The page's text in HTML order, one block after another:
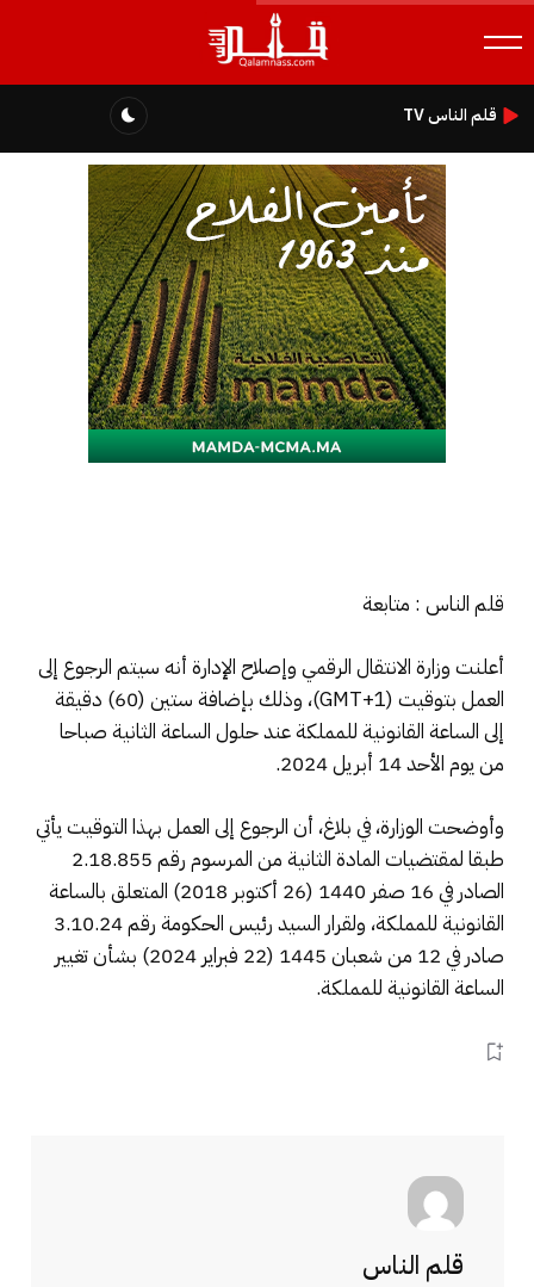
قلم الناس TV
قلم الناس : متابعة
أعلنت وزارة الانتقال الرقمي وإصلاح الإدارة أنه سيتم الرجوع إلى
العمل بتوقيت (GMT+1)، وذلك بإضافة ستين (60) دقيقة
إلى الساعة القانونية للمملكة عند حلول الساعة الثانية صباحا
من يوم الأحد 14 أبريل 2024.
وأوضحت الوزارة، في بلاغ، أن الرجوع إلى العمل بهذا التوقيت يأتي
طبقا لمقتضيات المادة الثانية من المرسوم رقم 2.18.855
الصادر في 16 صفر 1440 (26 أكتوبر 2018) المتعلق بالساعة
القانونية للمملكة، ولقرار السيد رئيس الحكومة رقم 3.10.24
صادر في 12 من شعبان 1445 (22 فبراير 2024) بشأن تغيير
الساعة القانونية للمملكة.
قلم الناس